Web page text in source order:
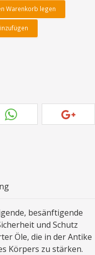
Warenkorb legen
besänftigende
und Schutz
Öle, die in der Antike
Körpers zu stärken.